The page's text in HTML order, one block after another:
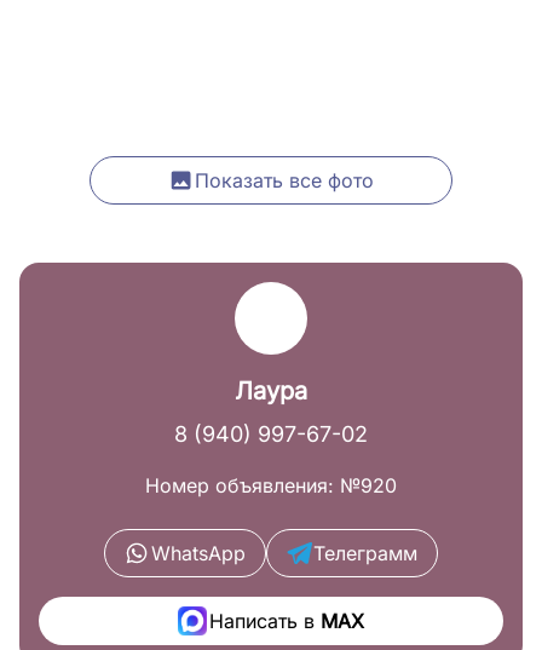
Показать все фото
Лаура
8 (940) 997-67-02
Номер объявления: №920
WhatsApp Телеграмм
Написать вMAX